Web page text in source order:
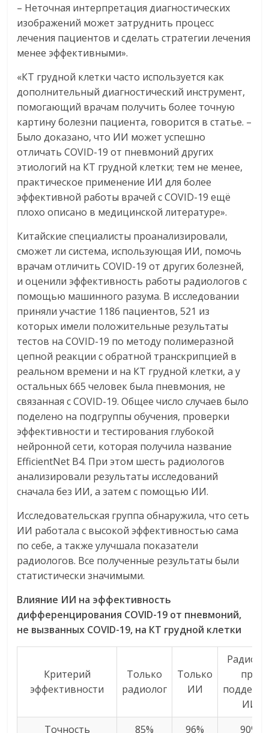
– Неточная интерпретация диагностических
изображений может затруднить процесс
лечения пациентов и сделать стратегии лечения
менее эффективными».
«КТ грудной клетки часто используется как
дополнительный диагностический инструмент,
помогающий врачам получить более точную
картину болезни пациента, говорится в статье. –
Было доказано, что ИИ может успешно
отличать COVID-19 от пневмоний других
этиологий на КТ грудной клетки; тем не менее,
практическое применение ИИ для более
эффективной работы врачей с COVID-19 ещё
плохо описано в медицинской литературе».
Китайские специалисты проанализировали,
сможет ли система, использующая ИИ, помочь
врачам отличить COVID-19 от других болезней,
и оценили эффективность работы радиологов с
помощью машинного разума. В исследовании
приняли участие 1186 пациентов, 521 из
которых имели положительные результаты
тестов на COVID-19 по методу полимеразной
цепной реакции с обратной транскрипцией в
реальном времени и на КТ грудной клетки, а у
остальных 665 человек была пневмония, не
связанная с COVID-19. Общее число случаев было
поделено на подгруппы обучения, проверки
эффективности и тестирования глубокой
нейронной сети, которая получила название
EfficientNet B4. При этом шесть радиологов
анализировали результаты исследований
сначала без ИИ, а затем с помощью ИИ.
Исследовательская группа обнаружила, что сеть
ИИ работала с высокой эффективностью сама
по себе, а также улучшала показатели
радиологов. Все полученные результаты были
статистически значимыми.
Влияние ИИ на эффективность
дифференцирования COVID-19 от пневмоний,
не вызванных COVID-19, на КТ грудной клетки
Критерий
эффективности
Только
радиолог
Только
ИИ
при
ИИ
Точность
85% 96% 90%